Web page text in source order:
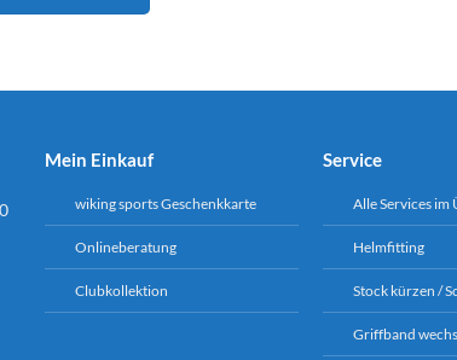
Mein Einkauf
wiking sports Geschenkkarte
Onlineberatung
Clubkollektion
Service
Alle Services im
Helmfitting
Stock kürzen /
Griffband